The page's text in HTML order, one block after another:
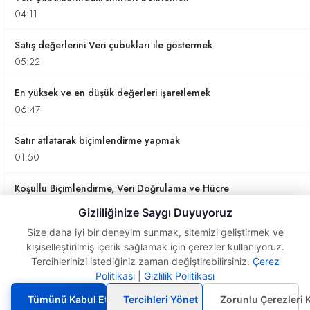
04:11
Satış değerlerini Veri çubukları ile göstermek
05:22
En yüksek ve en düşük değerleri işaretlemek
06:47
Satır atlatarak biçimlendirme yapmak
01:50
Koşullu Biçimlendirme, Veri Doğrulama ve Hücre
Kilitlemeyi kullanmak
Koşullu Biçimlendirme Simge Kümeleri kullanımı
13:11
Veri Girdikçe Hücreye Kenarlık Eklemek
Koşullu Biçimlendirme
Simge Kümeleri kullanımı
Gizliliğinize Saygı Duyuyoruz
Size daha iyi bir deneyim sunmak, sitemizi geliştirmek ve
kişiselleştirilmiş içerik sağlamak için çerezler kullanıyoruz.
Tercihlerinizi istediğiniz zaman değiştirebilirsiniz. Çerez
Politikası
Gizlilik Politikası
Tümünü Kabul Et
Tercihleri Yönet Zorunlu Çerezleri